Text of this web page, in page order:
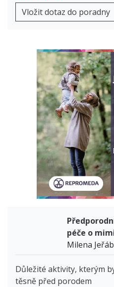
Vložit dotaz do poradny
péče o
Milena
Důležité aktivity, kterým
těsně před porodem